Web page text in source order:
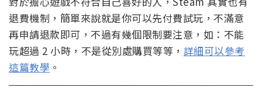
退費機制，簡單來說就是你可以先付費試玩，不滿意
再申請退款即可，不過有幾個限制要注意，如：不能
玩超過 2 小時，不是從別處購買等等， 詳細可以參考
這篇教學 。